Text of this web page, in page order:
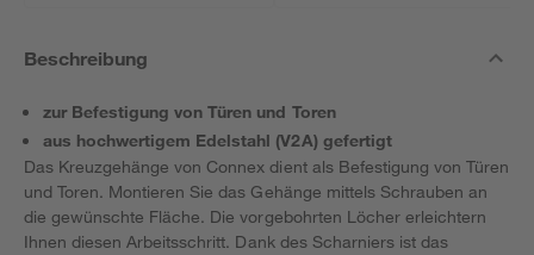
Beschreibung
zur Befestigung von Türen und Toren
aus hochwertigem Edelstahl (V2A) gefertigt
Das Kreuzgehänge von Connex dient als Befestigung von Türen
und Toren. Montieren Sie das Gehänge mittels Schrauben an
die gewünschte Fläche. Die vorgebohrten Löcher erleichtern
Ihnen diesen Arbeitsschritt. Dank des Scharniers ist das